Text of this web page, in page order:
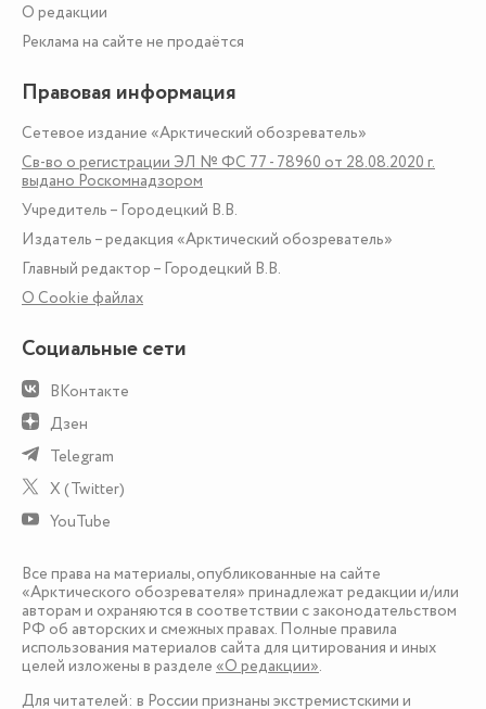
О редакции
Реклама на сайте не продаётся
Правовая информация
Сетевое издание «Арктический обозреватель»
Св-во о регистрации ЭЛ № ФС 77 - 78960 от 28.08.2020 г.
выдано Роскомнадзором
Учредитель – Городецкий В.В.
Издатель – редакция «Арктический обозреватель»
Главный редактор – Городецкий В.В.
О Сookie файлах
Социальные сети
ВКонтакте
Дзен
Telegram
X (Twitter)
YouTube
Все права на материалы, опубликованные на сайте
«Арктического обозревателя» принадлежат редакции и/или
авторам и охраняются в соответствии с законодательством
РФ об авторских и смежных правах. Полные правила
использования материалов сайта для цитирования и иных
целей изложены в разделе «О редакции».
Для читателей: в России признаны экстремистскими и